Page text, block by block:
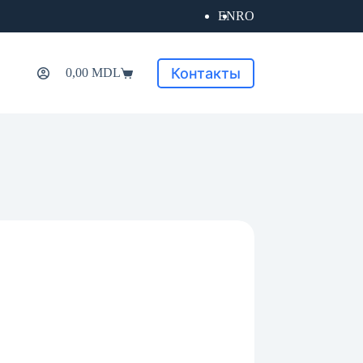
ENRO
Корзина
0,00 MDL Контакты